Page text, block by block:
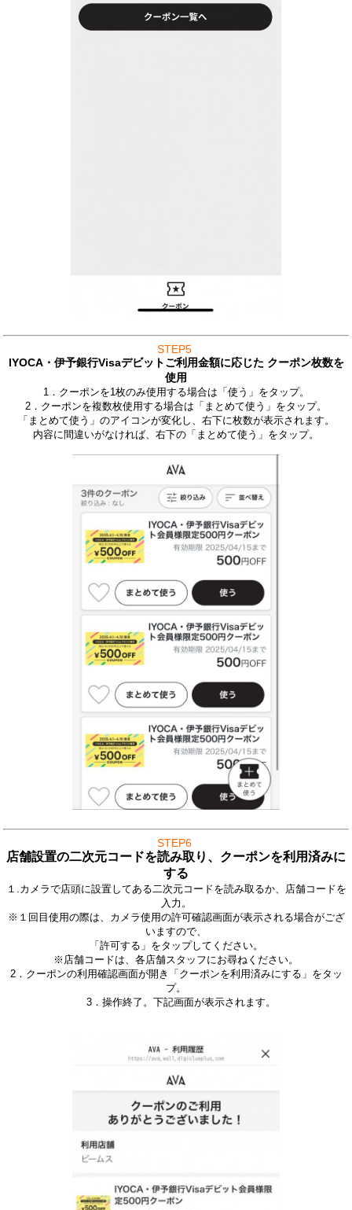
STEP5
IYOCA・伊予銀行Visaデビットご利用金額に応じた クーポン枚数を
使用
1．クーポンを1枚のみ使用する場合は「使う」をタップ。
2．クーポンを複数枚使用する場合は「まとめて使う」をタップ。
「まとめて使う」のアイコンが変化し、右下に枚数が表示されます。
内容に間違いがなければ、右下の「まとめて使う」をタップ。
STEP6
店舗設置の二次元コードを読み取り、クーポンを利用済みに
する
１.カメラで店頭に設置してある二次元コードを読み取るか、店舗コードを
入力。
※１回目使用の際は、カメラ使用の許可確認画面が表示される場合がござ
いますので、
「許可する」をタップしてください。
※店舗コードは、各店舗スタッフにお尋ねください。
2．クーポンの利用確認画面が開き
「クーポンを利用済みにする」をタッ
プ。
3．操作終了。下記画面が表示されます。